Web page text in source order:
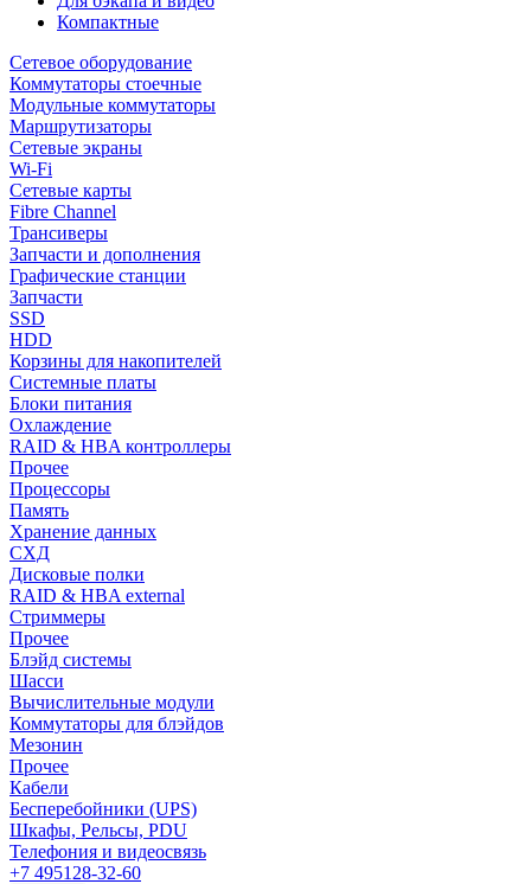
Компактные
Сетевое оборудование
Коммутаторы стоечные
Модульные коммутаторы
Маршрутизаторы
Сетевые экраны
Wi-Fi
Сетевые карты
Fibre Channel
Трансиверы
Запчасти и дополнения
Графические станции
Запчасти
SSD
HDD
Корзины для накопителей
Системные платы
Блоки питания
Охлаждение
RAID & HBA контроллеры
Прочее
Процессоры
Память
Хранение данных
СХД
Дисковые полки
RAID & HBA external
Стриммеры
Прочее
Блэйд системы
Шасси
Вычислительные модули
Коммутаторы для блэйдов
Мезонин
Прочее
Кабели
Бесперебойники (UPS)
Шкафы, Рельсы, PDU
Телефония и видеосвязь
+7 495128-32-60